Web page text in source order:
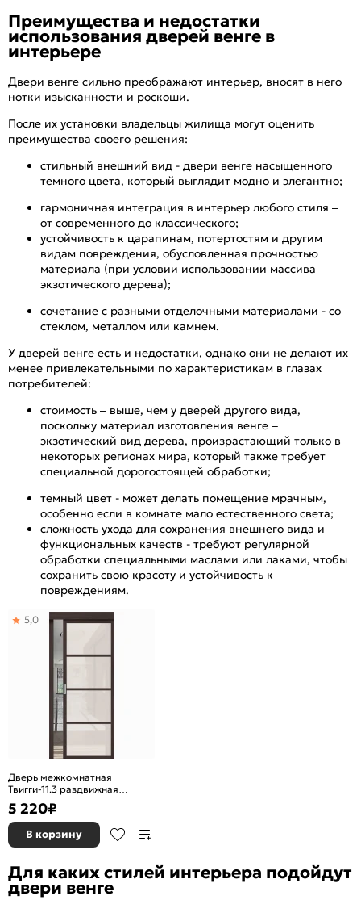
Преимущества и недостатки
использования дверей венге в
интерьере
Двери венге сильно преображают интерьер, вносят в него
нотки изысканности и роскоши.
После их установки владельцы жилища могут оценить
преимущества своего решения:
стильный внешний вид - двери венге насыщенного
темного цвета, который выглядит модно и элегантно;
гармоничная интеграция в интерьер любого стиля –
от современного до классического;
устойчивость к царапинам, потертостям и другим
видам повреждения, обусловленная прочностью
материала (при условии использовании массива
экзотического дерева);
сочетание с разными отделочными материалами - со
стеклом, металлом или камнем.
У дверей венге есть и недостатки, однако они не делают их
менее привлекательными по характеристикам в глазах
потребителей:
стоимость – выше, чем у дверей другого вида,
поскольку материал изготовления венге –
экзотический вид дерева, произрастающий только в
некоторых регионах мира, который также требует
специальной дорогостоящей обработки;
темный цвет - может делать помещение мрачным,
особенно если в комнате мало естественного света;
сложность ухода для сохранения внешнего вида и
функциональных качеств - требуют регулярной
обработки специальными маслами или лаками, чтобы
сохранить свою красоту и устойчивость к
повреждениям.
Дверь межкомнатная
Твигги-11.3 раздвижная
Экошпон, Wenge Melinga,
остекленная, magic fog,
царговая
5,0
5 220₽
В корзину
Для каких стилей интерьера подойдут
двери венге